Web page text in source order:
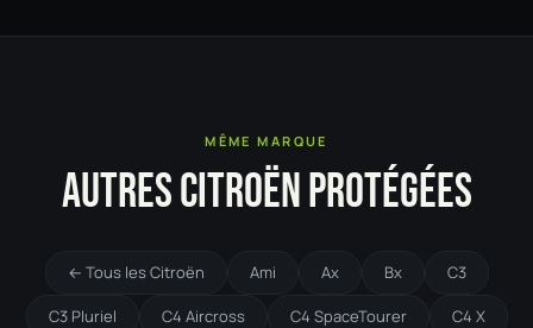
MÊME MARQUE
AUTRES CITROËN PROTÉGÉES
← Tous les Citroën Ami Ax Bx C3
C3 Pluriel C4 Aircross C4 SpaceTourer C4 X